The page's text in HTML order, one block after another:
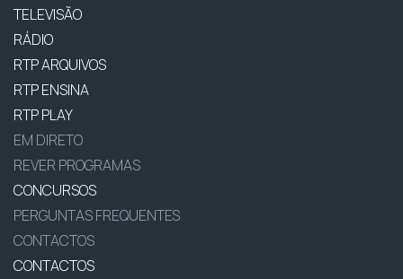
TELEVISÃO
RÁDIO
RTP ARQUIVOS
RTP ENSINA
RTP PLAY
EM DIRETO
REVER PROGRAMAS
CONCURSOS
PERGUNTAS FREQUENTES
CONTACTOS
CONTACTOS